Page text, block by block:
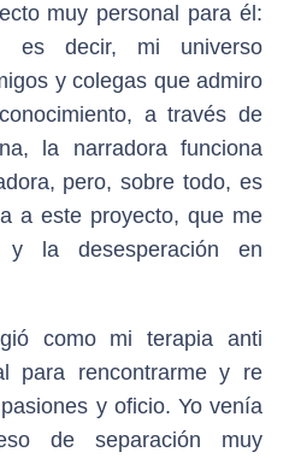
muy personal para él:
es decir, mi universo
y colegas que admiro
a través de
la narradora funciona
pero, sobre todo, es
a este proyecto, que me
la desesperación en
como mi terapia anti
para rencontrarme y re
y oficio. Yo venía
de separación muy